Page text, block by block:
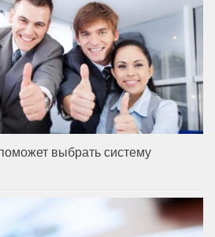
выбрать систему